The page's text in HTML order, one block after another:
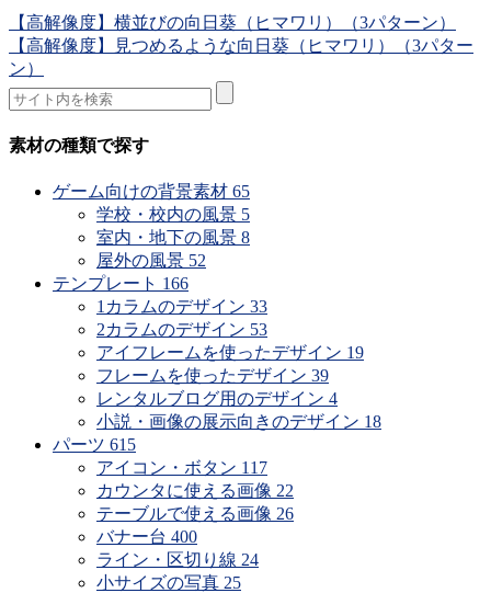
【高解像度】横並びの向日葵（ヒマワリ）（3パターン）
【高解像度】見つめるような向日葵（ヒマワリ）（3パター
ン）
素材の種類で探す
ゲーム向けの背景素材 65
学校・校内の風景 5
室内・地下の風景 8
屋外の風景 52
テンプレート 166
1カラムのデザイン 33
2カラムのデザイン 53
アイフレームを使ったデザイン 19
フレームを使ったデザイン 39
レンタルブログ用のデザイン 4
小説・画像の展示向きのデザイン 18
パーツ 615
アイコン・ボタン 117
カウンタに使える画像 22
テーブルで使える画像 26
バナー台 400
ライン・区切り線 24
小サイズの写真 25